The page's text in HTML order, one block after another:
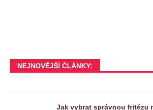
NEJNOVĚJŠÍ ČLÁNKY:
Jak vybrat správnou fritézu